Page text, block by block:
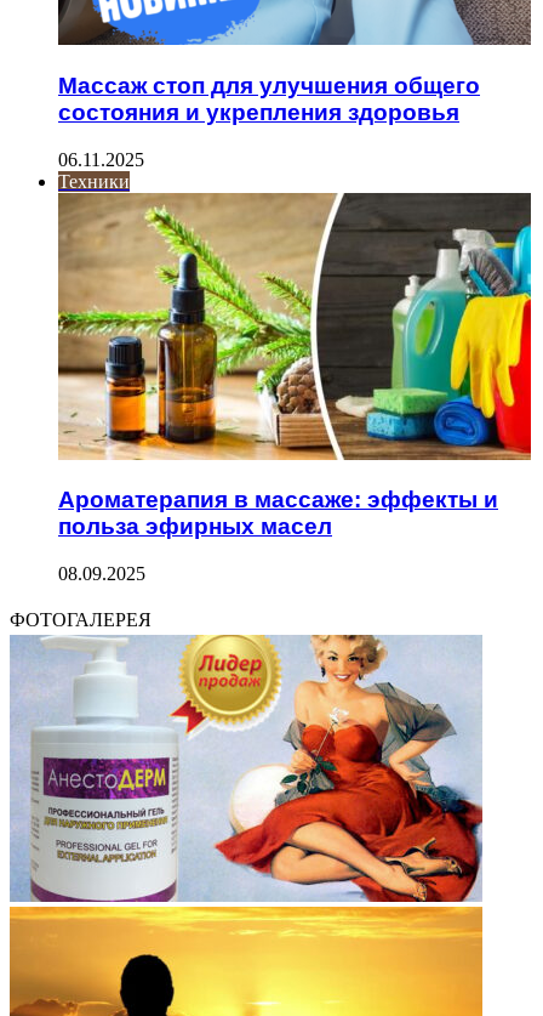
Массаж стоп для улучшения общего
состояния и укрепления здоровья
06.11.2025
Техники
Ароматерапия в массаже: эффекты и
польза эфирных масел
08.09.2025
ФОТОГАЛЕРЕЯ